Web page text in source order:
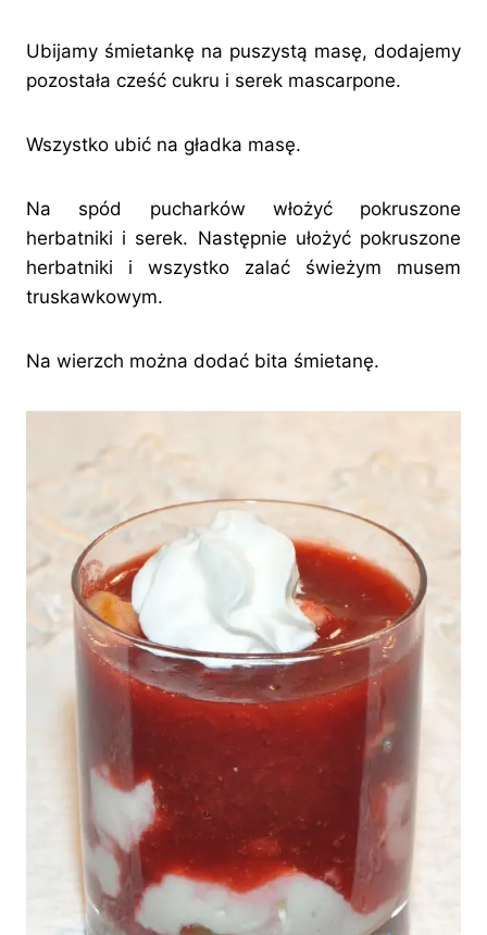
Ubijamy śmietankę na puszystą masę, dodajemy
pozostała cześć cukru i serek mascarpone.
Wszystko ubić na gładka masę.
Na spód pucharków włożyć pokruszone
herbatniki i serek. Następnie ułożyć pokruszone
herbatniki i wszystko zalać świeżym musem
truskawkowym.
Na wierzch można dodać bita śmietanę.